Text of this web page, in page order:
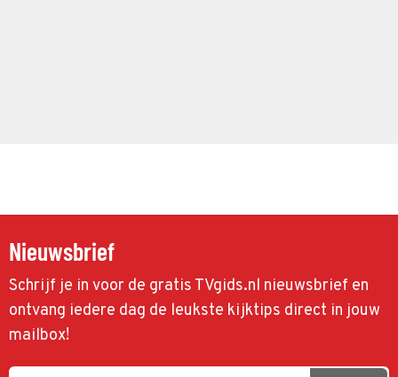
Nieuwsbrief
Schrijf je in voor de gratis TVgids.nl nieuwsbrief en
ontvang iedere dag de leukste kijktips direct in jouw
mailbox!